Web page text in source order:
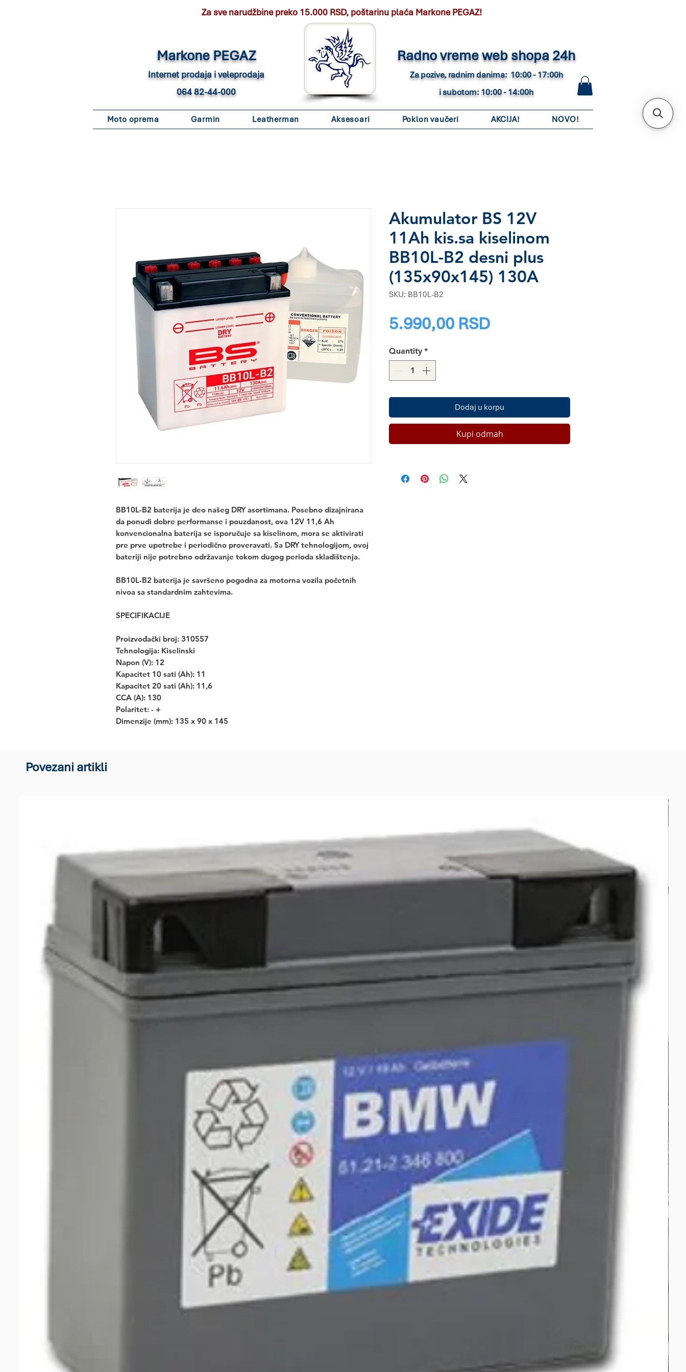
Za sve narudžbine preko 15.000 RSD, poštarinu plaća Markone PEGAZ!
Markone PEGAZ
Internet prodaja i veleprodaja
064 82-44-000
Radno vreme web shopa 24h
Za pozive, radnim danima: 10:00 - 17:00h
i subotom: 10:00 - 14:00h
Moto oprema Garmin Leatherman Aksesoari Poklon vaučeri AKCIJA! NOVO!
BB10L-B2 baterija je deo našeg DRY asortimana. Posebno dizajnirana
da ponudi dobre performanse i pouzdanost, ova 12V 11,6 Ah
konvencionalna baterija se isporučuje sa kiselinom, mora se aktivirati
pre prve upotrebe i periodično proveravati. Sa DRY tehnologijom, ovoj
bateriji nije potrebno održavanje tokom dugog perioda skladištenja.
BB10L-B2 baterija je savršeno pogodna za motorna vozila početnih
nivoa sa standardnim zahtevima.
SPECIFIKACIJE
Proizvođački broj: 310557
Tehnologija: Kiselinski
Napon (V): 12
Kapacitet 10 sati (Ah): 11
Kapacitet 20 sati (Ah): 11,6
CCA (A): 130
Polaritet: - +
Dimenzije (mm): 135 x 90 x 145
Akumulator BS 12V
11Ah kis.sa kiselinom
BB10L-B2 desni plus
(135x90x145) 130A
SKU: BB10L-B2
5.990,00 RSDPrice
Quantity *
Dodaj u korpu
Kupi odmah
Povezani artikli